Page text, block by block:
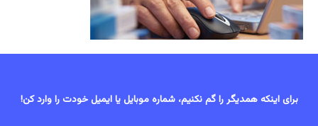
برای اینکه همدیگر را گم نکنیم، شماره موبایل یا ایمیل خودت را وارد کن!